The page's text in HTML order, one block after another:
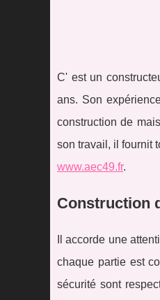
C' est un
ans. Son
construction de
son travail, il fournit
www.aec49.fr.
Construction
Il accorde une
chaque partie est
sécurité sont